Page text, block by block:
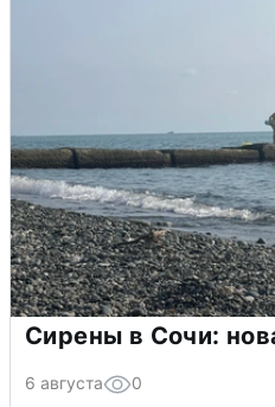
Сирены в Сочи:
6 августа 0